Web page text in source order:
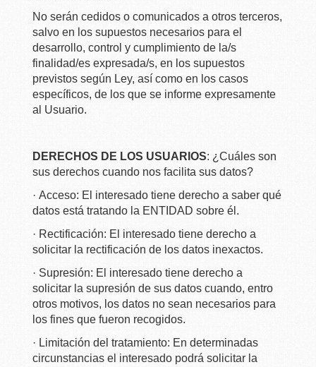
No serán cedidos o comunicados a otros terceros,
salvo en los supuestos necesarios para el
desarrollo, control y cumplimiento de la/s
finalidad/es expresada/s, en los supuestos
previstos según Ley, así como en los casos
específicos, de los que se informe expresamente
al Usuario.
DERECHOS DE LOS USUARIOS: ¿Cuáles son
sus derechos cuando nos facilita sus datos?
· Acceso: El interesado tiene derecho a saber qué
datos está tratando la ENTIDAD sobre él.
· Rectificación: El interesado tiene derecho a
solicitar la rectificación de los datos inexactos.
· Supresión: El interesado tiene derecho a
solicitar la supresión de sus datos cuando, entro
otros motivos, los datos no sean necesarios para
los fines que fueron recogidos.
· Limitación del tratamiento: En determinadas
circunstancias el interesado podrá solicitar la